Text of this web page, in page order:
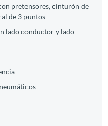
pretensores, cinturón de
de 3 puntos
lado conductor y lado